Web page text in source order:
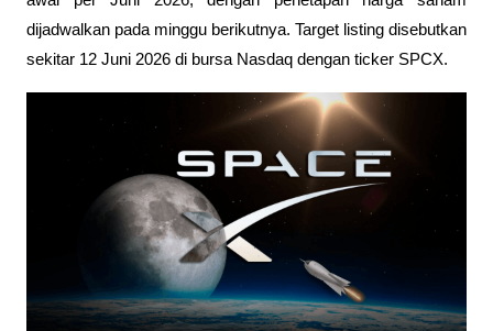
dijadwalkan pada minggu berikutnya. Target listing disebutkan
sekitar 12 Juni 2026 di bursa Nasdaq dengan ticker SPCX.